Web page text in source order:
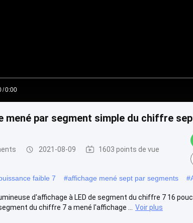
/0:00
mené par segment simple du chiffre
2021-08-09 1603 points de vue
faible 7 #affichage mené sept par segments #
d'affichage à LED de segment du chiffre 7 16
du chiffre 7 a mené l'affichage ...
Voir plus